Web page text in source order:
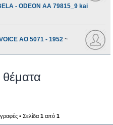
- ODEON AA 79815_9 kai
AO 5071 - 1952 ~
• Σελίδα 1 από 1